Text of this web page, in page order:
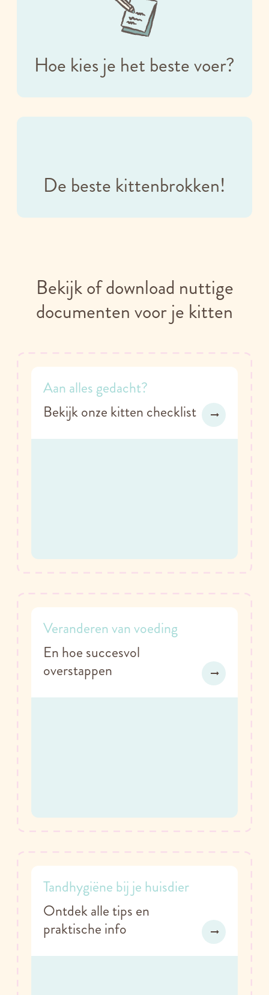
Hoe kies je het beste voer?
De beste kittenbrokken!
Bekijk of download nuttige
documenten voor je kitten
Aan alles gedacht?
Bekijk onze kitten checklist
Veranderen van voeding
En hoe succesvol
overstappen
Tandhygiëne bij je huisdier
Ontdek alle tips en
praktische info